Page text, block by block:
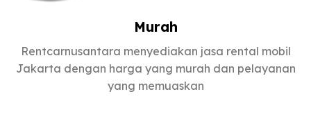
Murah
Rentcarnusantara menyediakan jasa rental mobil
Jakarta dengan harga yang murah dan pelayanan
yang memuaskan